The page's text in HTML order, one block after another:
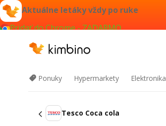
Aktuálne letáky vždy po ruke
Pridať do Chrome - ZADARMO
Ponuky Hypermarkety Elektronika
Tesco Coca cola